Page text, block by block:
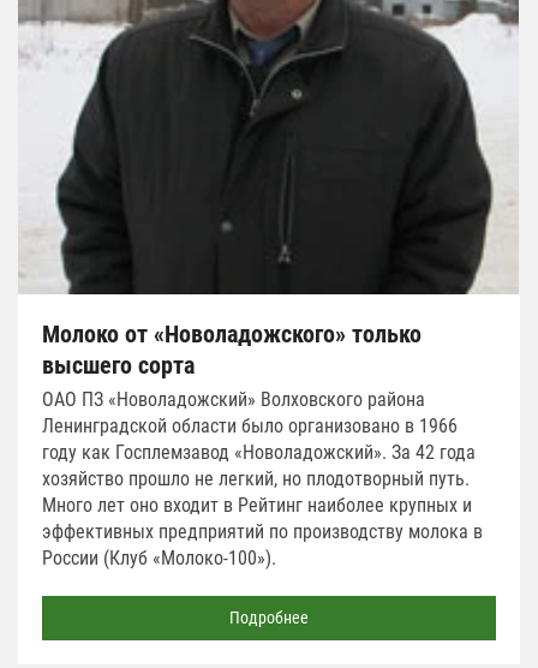
Молоко от «Новоладожского» только
высшего сорта
ОАО ПЗ «Новоладожский» Волховского района
Ленинградской области было организовано в 1966
году как Госплемзавод «Новоладожский». За 42 года
хозяйство прошло не легкий, но плодотворный путь.
Много лет оно входит в Рейтинг наиболее крупных и
эффективных предприятий по производству молока в
России (Клуб «Молоко-100»).
Подробнее